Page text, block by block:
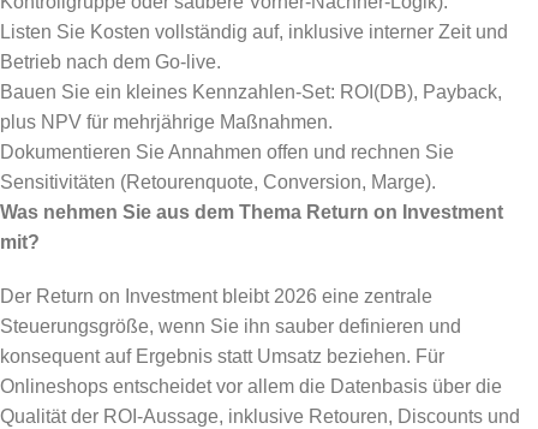
Listen Sie Kosten vollständig auf, inklusive interner Zeit und
Betrieb nach dem Go-live.
Bauen Sie ein kleines Kennzahlen-Set: ROI(DB), Payback,
plus NPV für mehrjährige Maßnahmen.
Dokumentieren Sie Annahmen offen und rechnen Sie
Sensitivitäten (Retourenquote, Conversion, Marge).
Was nehmen Sie aus dem Thema Return on Investment
mit?
Der Return on Investment bleibt 2026 eine zentrale
Steuerungsgröße, wenn Sie ihn sauber definieren und
konsequent auf Ergebnis statt Umsatz beziehen. Für
Onlineshops entscheidet vor allem die Datenbasis über die
Qualität der ROI-Aussage, inklusive Retouren, Discounts und